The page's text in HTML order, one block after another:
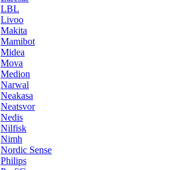
LBL
Livoo
Makita
Mamibot
Midea
Mova
Medion
Narwal
Neakasa
Neatsvor
Nedis
Nilfisk
Nimh
Nordic Sense
Philips